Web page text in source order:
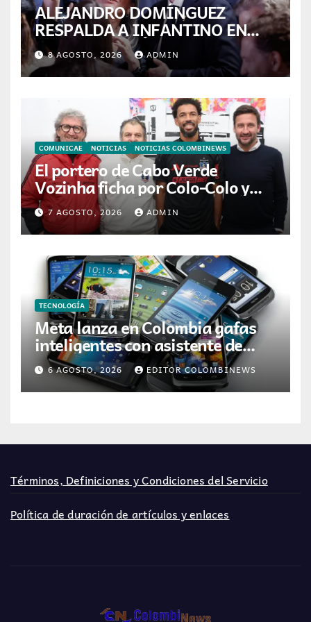
ALEJANDRO DOMÍNGUEZ
RESPALDA A INFANTINO EN
CALI: «ES EL LÍDER DE LA
TRANSFORMACIÓN DEL
FÚTBOL»
8 AGOSTO, 2026 ADMIN
COMUNICAE NOTICIAS NOTICIAS COLOMBINEWS
El portero de Cabo Verde
Vozinha ficha por Colo-Colo y
JETOUR respalda su nueva
etapa
7 AGOSTO, 2026 ADMIN
TECNOLOGÍA
Meta lanza en Colombia gafas
inteligentes con asistente de
inteligencia artificial
6 AGOSTO, 2026 EDITOR COLOMBINEWS
Términos, Definiciones y Condiciones del Servicio
Política de duración de artículos y enlaces